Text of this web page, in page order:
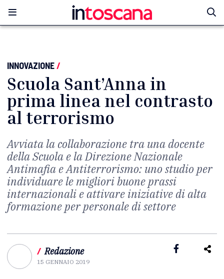
INNOVAZIONE/
Scuola Sant’Anna in
prima linea nel contrasto
al terrorismo
Avviata la collaborazione tra una docente
della Scuola e la Direzione Nazionale
Antimafia e Antiterrorismo: uno studio per
individuare le migliori buone prassi
internazionali e attivare iniziative di alta
formazione per personale di settore
/ Redazione
15 GENNAIO 2019